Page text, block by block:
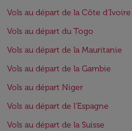
Vols au départ de la Côte d'Ivoire
Vols au départ du Togo
Vols au départ de la Mauritanie
Vols au départ de la Gambie
Vols au départ Niger
Vols au départ de l'Espagne
Vols au départ de la Suisse